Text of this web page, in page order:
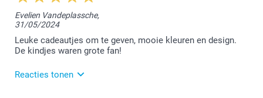
Evelien Vandeplassche,
31/05/2024
Leuke cadeautjes om te geven, mooie kleuren en design.
De kindjes waren grote fan!
Reacties tonen